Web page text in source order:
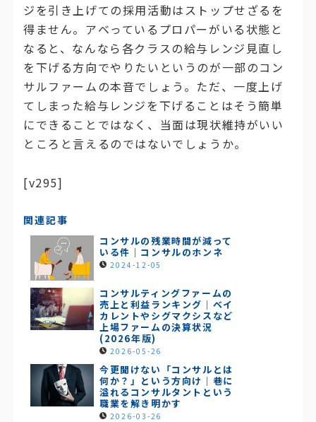
ジを引き上げての採用活動はストップせざるを
得ません。アベっているプロパーがいる状態と
なると、なんなら各クラスの給与レンジ見直し
を下げる方向でやりたいというのが一部のコン
サルファームの本音でしょう。ただ、一度上げ
てしまった給与レンジを下げることはそう簡単
にできることではなく、当面は現状維持がいい
ところと言えるのではないでしょうか。
[v295]
関連記事
コンサルの残業時間が減って
いる件｜コンサルのホンネ
2024-12-05
コンサルティングファームの
売上と利益ランキング｜ベイ
カレントやシグマクシスなど
上場ファームの決算状況
(2026年版)
2026-05-26
今更聞けない「コンサルとは
何か？」という方向け｜巷に
溢れるコンサルタントという
職業を解き明かす
2026-03-26